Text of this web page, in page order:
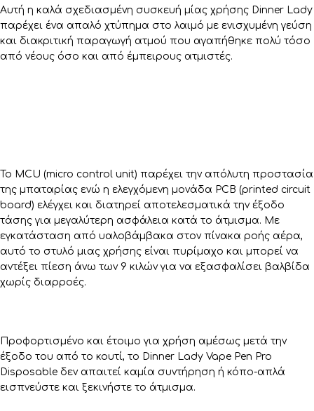
Αυτή η καλά σχεδιασμένη συσκευή μίας χρήσης Dinner Lady
παρέχει ένα απαλό χτύπημα στο λαιμό με ενισχυμένη γεύση
και διακριτική παραγωγή ατμού που αγαπήθηκε πολύ τόσο
από νέους όσο και από έμπειρους ατμιστές.
Το MCU (micro control unit) παρέχει την απόλυτη προστασία
της μπαταρίας ενώ η ελεγχόμενη μονάδα PCB (printed circuit
board) ελέγχει και διατηρεί αποτελεσματικά την έξοδο
τάσης για μεγαλύτερη ασφάλεια κατά το άτμισμα. Με
εγκατάσταση από υαλοβάμβακα στον πίνακα ροής αέρα,
αυτό το στυλό μιας χρήσης είναι πυρίμαχο και μπορεί να
αντέξει πίεση άνω των 9 κιλών για να εξασφαλίσει βαλβίδα
χωρίς διαρροές.
Προφορτισμένο και έτοιμο για χρήση αμέσως μετά την
έξοδο του από το κουτί, το Dinner Lady Vape Pen Pro
Disposable δεν απαιτεί καμία συντήρηση ή κόπο-απλά
εισπνεύστε και ξεκινήστε το άτμισμα.